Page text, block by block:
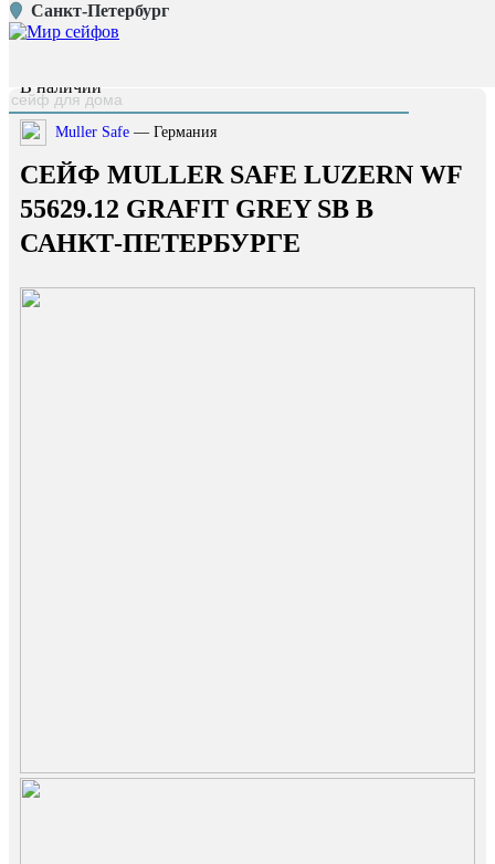
Санкт-Петербург
Главная страница /
Каталог /
В наличии
Muller Safe — Германия
СЕЙФ MULLER SAFE LUZERN WF
55629.12 GRAFIT GREY SB В
САНКТ-ПЕТЕРБУРГЕ